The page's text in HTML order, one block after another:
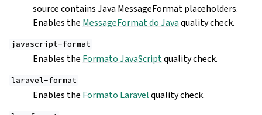
source contains Java MessageFormat placeholders.
Enables the MessageFormat do Javaquality check.
javascript-format
Enables the Formato JavaScriptquality check.
laravel-format
Enables the Formato Laravelquality check.